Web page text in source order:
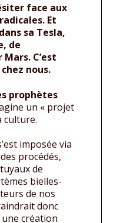
face aux
Et
sa Tesla,
de
C’est
nous.
prophètes
un « projet
culture.
imposée via
procédés,
de
bielles-
de nos
donc
création